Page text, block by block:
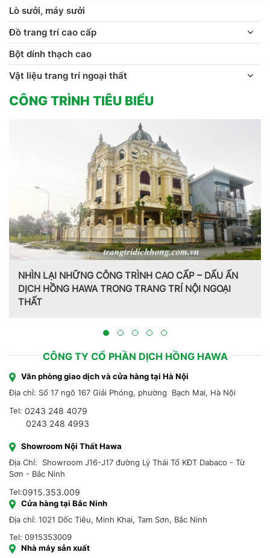
Lò sưởi, máy sưởi
Đồ trang trí cao cấp
Bột dính thạch cao
Vật liệu trang trí ngoại thất
CÔNG TRÌNH TIÊU BIỂU
CÔNG TRÌNH CAO CẤP – DẤU ẤN
TRONG TRANG TRÍ NỘI NGOẠI
CÔNG TY CỔ PHẦN DỊCH HỒNG HAWA
Văn phòng giao dịch và cửa hàng tại Hà Nội
Địa chỉ: Số 17 ngõ 167 Giải Phóng, phường Bạch Mai, Hà Nội
Tel: 0243 248 4079
0243 248 4993
Showroom Nội Thất Hawa
Địa Chỉ: Showroom J16-J17 đường Lý Thái Tổ KĐT Dabaco - Từ
Sơn - Bắc Ninh
Tel:0915.353.009
Cửa hàng tại Bắc Ninh
Địa chỉ: 1021 Dốc Tiêu, Minh Khai, Tam Sơn, Bắc Ninh
Tel: 0915353009
Nhà máy sản xuất